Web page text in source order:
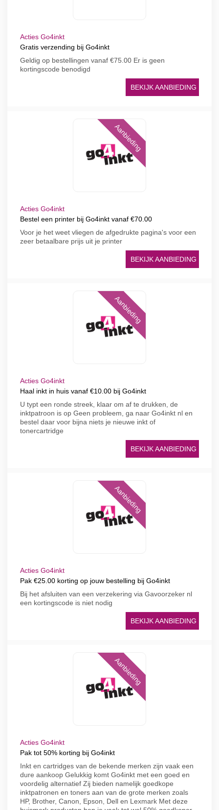
Acties Go4inkt
Gratis verzending bij Go4inkt
Geldig op bestellingen vanaf €75.00 Er is geen
kortingscode benodigd
BEKIJK AANBIEDING
Aanbieding
Acties Go4inkt
Bestel een printer bij Go4inkt vanaf €70.00
Voor je het weet vliegen de afgedrukte pagina's voor een
zeer betaalbare prijs uit je printer
BEKIJK AANBIEDING
Aanbieding
Acties Go4inkt
Haal inkt in huis vanaf €10.00 bij Go4inkt
U typt een ronde streek, klaar om af te drukken, de
inktpatroon is op Geen probleem, ga naar Go4inkt nl en
bestel daar voor bijna niets je nieuwe inkt of
tonercartridge
BEKIJK AANBIEDING
Aanbieding
Acties Go4inkt
Pak €25.00 korting op jouw bestelling bij Go4inkt
Bij het afsluiten van een verzekering via Gavoorzeker nl
een kortingscode is niet nodig
BEKIJK AANBIEDING
Aanbieding
Acties Go4inkt
Pak tot 50% korting bij Go4inkt
Inkt en cartridges van de bekende merken zijn vaak een
dure aankoop Gelukkig komt Go4inkt met een goed en
voordelig alternatief Zij bieden namelijk goedkope
inktpatronen en toners aan van de grote merken zoals
HP, Brother, Canon, Epson, Dell en Lexmark Met deze